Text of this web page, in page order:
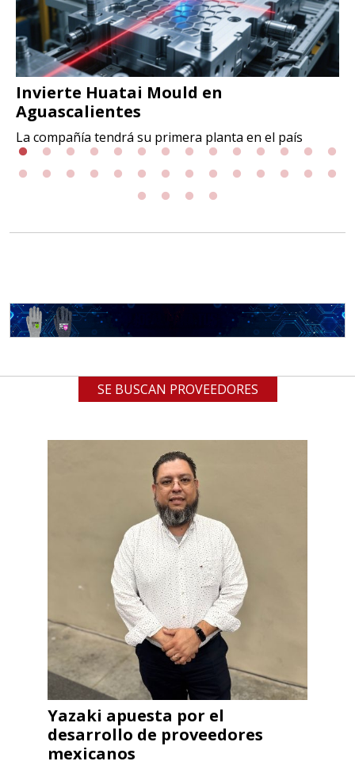
Invierte Huatai Mould en
Aguascalientes
La compañía tendrá su primera planta en el país
SE BUSCAN PROVEEDORES
Yazaki apuesta por el
desarrollo de proveedores
mexicanos